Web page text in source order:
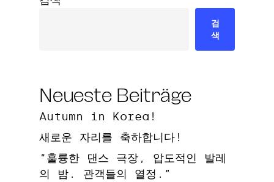
검
색
Neueste Beiträge
Autumn in Korea!
새로운 자리를 축하합니다!
“훌륭한 댄스 극장, 압도적인 발레
의 밤. 관객들의 열정.”